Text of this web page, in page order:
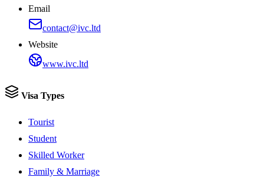
Email
contact@ivc.ltd
Website
www.ivc.ltd
Visa Types
Tourist
Student
Skilled Worker
Family & Marriage